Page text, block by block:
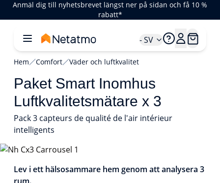
Anmäl dig till nyhetsbrevet längst ner på sidan och få 10 %
rabatt*
- SV
Hem Comfort Väder och luftkvalitet
Paket Smart Inomhus
Luftkvalitetsmätare x 3
Pack 3 capteurs de qualité de l'air intérieur
intelligents
Lev i ett hälsosammare hem genom att analysera 3